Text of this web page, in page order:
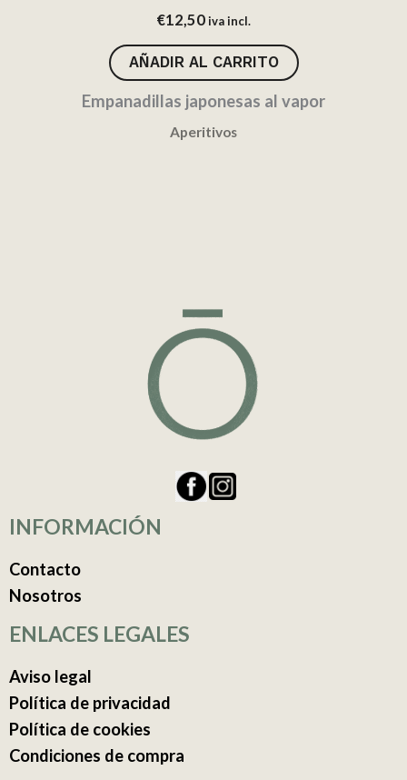
€12,50 iva incl.
AÑADIR AL CARRITO
Empanadillas japonesas al vapor
Aperitivos
INFORMACIÓN
Contacto
Nosotros
ENLACES LEGALES
Aviso legal
Política de privacidad
Política de cookies
Condiciones de compra